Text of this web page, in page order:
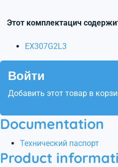
Этот комплектацич
EX307G2L3
Войти
Добавить этот товар в
Documentation
Технический паспорт
Product